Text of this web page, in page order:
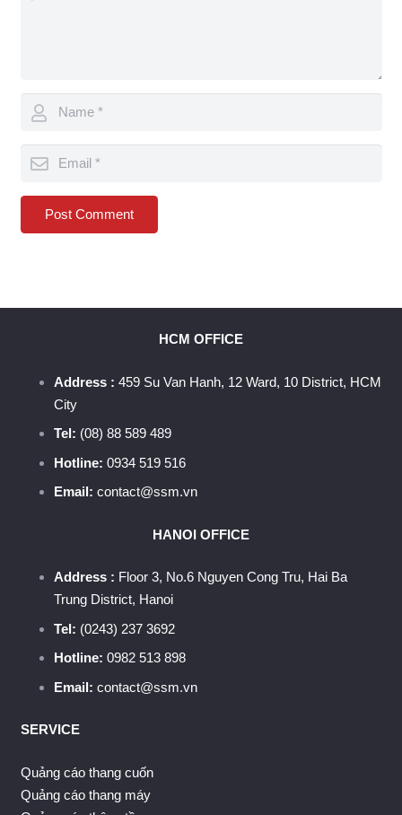
Post Comment
HCM OFFICE
Address : 459 Su Van Hanh, 12 Ward, 10 District, HCM
City
Tel: (08) 88 589 489
Hotline: 0934 519 516
Email: contact@ssm.vn
HANOI OFFICE
Address : Floor 3, No.6 Nguyen Cong Tru, Hai Ba
Trung District, Hanoi
Tel: (0243) 237 3692
Hotline: 0982 513 898
Email: contact@ssm.vn
SERVICE
Quảng cáo thang cuốn
Quảng cáo thang máy